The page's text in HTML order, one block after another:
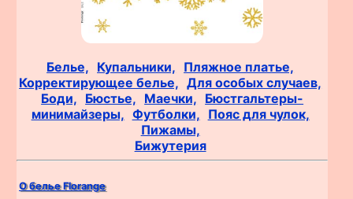
Белье, Купальники, Пляжное платье,
Корректирующее белье, Для особых случаев,
Боди, Бюстье, Маечки, Бюстгальтеры-
минимайзеры, Футболки, Пояс для чулок,
Пижамы,
Бижутерия
О белье Florange